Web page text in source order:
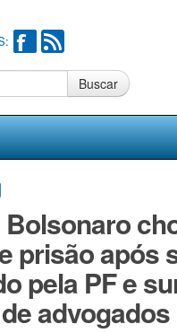
Buscar
Bolsonaro
prisão após
pela PF e
advogados